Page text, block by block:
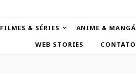
FILMES & SÉRIES ANIME & MANGÁ
WEB STORIES
CONTATO